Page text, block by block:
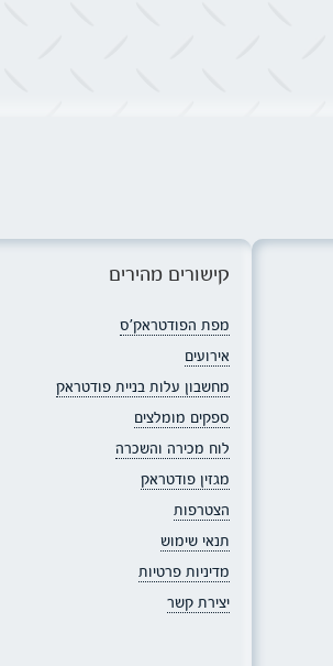
קישורים מהירים
מפת הפודטראק׳ס
אירועים
מחשבון עלות בניית פודטראק
ספקים מומלצים
לוח מכירה והשכרה
מגזין פודטראק
הצטרפות
תנאי שימוש
מדיניות פרטיות
יצירת קשר